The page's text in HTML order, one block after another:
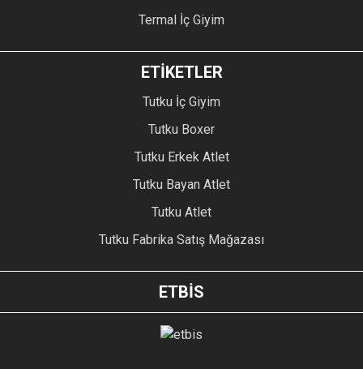
Termal İç Giyim
ETİKETLER
Tutku İç Giyim
Tutku Boxer
Tutku Erkek Atlet
Tutku Bayan Atlet
Tutku Atlet
Tutku Fabrika Satış Mağazası
ETBİS